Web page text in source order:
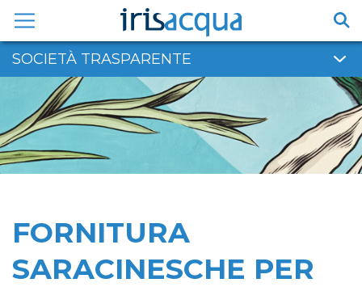
contenuto
SOCIETÀ TRASPARENTE
FORNITURA
SARACINESCHE PER